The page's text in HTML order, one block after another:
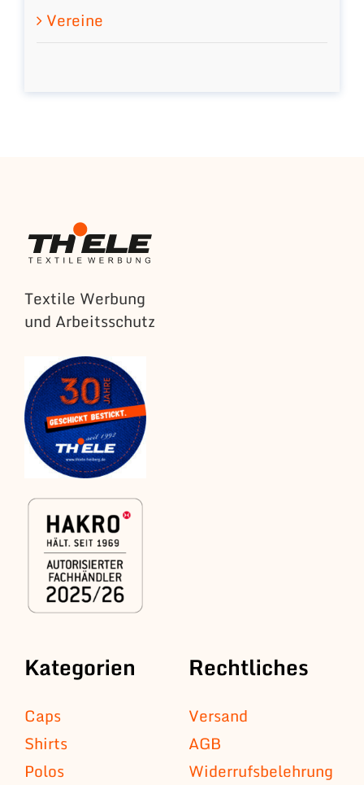
Vereine
Textile Werbung
und Arbeitsschutz
Kategorien
Caps
Shirts
Polos
Rechtliches
Versand
AGB
Widerrufsbelehrung